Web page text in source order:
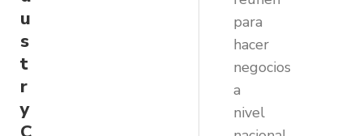
u
s
t
r
y
para
hacer
negocios
a
nivel